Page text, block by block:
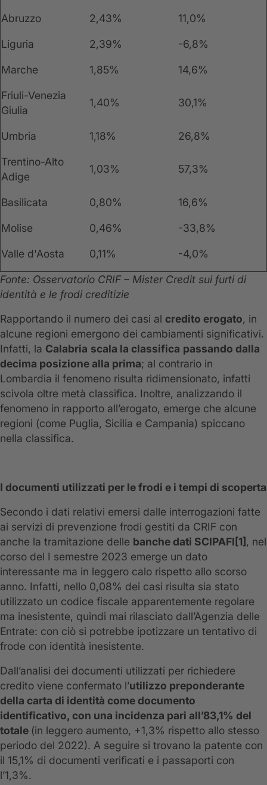
Abruzzo 2,43% 11,0%
Liguria 2,39% -6,8%
Marche 1,85% 14,6%
Friuli-Venezia
Giulia
1,40% 30,1%
Umbria 1,18% 26,8%
Trentino-Alto
Adige
1,03% 57,3%
Basilicata 0,80% 16,6%
Molise 0,46% -33,8%
Valle d'Aosta 0,11% -4,0%
Fonte: Osservatorio CRIF – Mister Credit sui furti di
identità e le frodi creditizie
Rapportando il numero dei casi al credito erogato, in
alcune regioni emergono dei cambiamenti significativi.
Infatti, la Calabria scala la classifica passando dalla
decima posizione alla prima; al contrario in
Lombardia il fenomeno risulta ridimensionato, infatti
scivola oltre metà classifica. Inoltre, analizzando il
fenomeno in rapporto all’erogato, emerge che alcune
regioni (come Puglia, Sicilia e Campania) spiccano
nella classifica.
I documenti utilizzati per le frodi e i tempi di scoperta
Secondo i dati relativi emersi dalle interrogazioni fatte
ai servizi di prevenzione frodi gestiti da CRIF con
anche la tramitazione delle banche dati SCIPAFI[1], nel
corso del I semestre 2023 emerge un dato
interessante ma in leggero calo rispetto allo scorso
anno. Infatti, nello 0,08% dei casi risulta sia stato
utilizzato un codice fiscale apparentemente regolare
ma inesistente, quindi mai rilasciato dall’Agenzia delle
Entrate: con ciò si potrebbe ipotizzare un tentativo di
frode con identità inesistente.
Dall’analisi dei documenti utilizzati per richiedere
credito viene confermato l’utilizzo preponderante
della carta di identità come documento
identificativo, con una incidenza pari all’83,1% del
totale (in leggero aumento, +1,3% rispetto allo stesso
periodo del 2022). A seguire si trovano la patente con
il 15,1% di documenti verificati e i passaporti con
l’1,3%.